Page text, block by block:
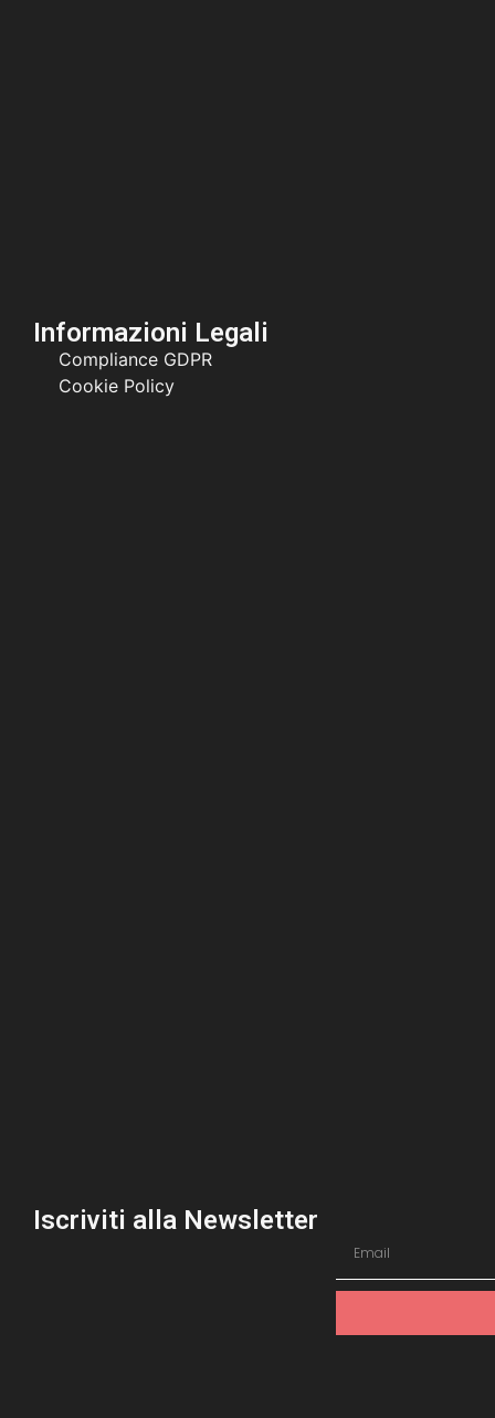
Informazioni Legali
Compliance GDPR
Cookie Policy
Iscriviti alla Newsletter